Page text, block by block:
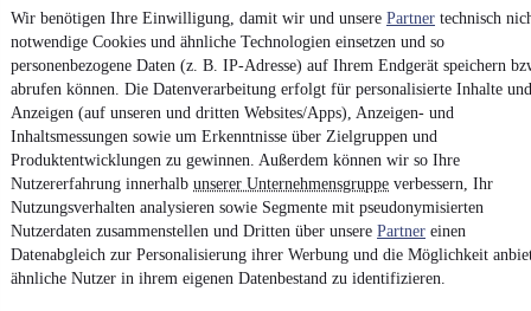
Wir benötigen Ihre Einwilligung, damit wir und unsere Partner technisch
notwendige Cookies und ähnliche Technologien einsetzen und so
personenbezogene Daten (z. B. IP-Adresse) auf Ihrem Endgerät speichern
abrufen können. Die Datenverarbeitung erfolgt für personalisierte Inhalte und
Anzeigen (auf unseren und dritten Websites/Apps), Anzeigen- und
Inhaltsmessungen sowie um Erkenntnisse über Zielgruppen und
Produktentwicklungen zu gewinnen. Außerdem können wir so Ihre
Nutzererfahrung innerhalb unserer Unternehmensgruppe verbessern, Ihr
Nutzungsverhalten analysieren sowie Segmente mit pseudonymisierten
Nutzerdaten zusammenstellen und Dritten über unsere Partner einen
Datenabgleich zur Personalisierung ihrer Werbung und die Möglichkeit
ähnliche Nutzer in ihrem eigenen Datenbestand zu identifizieren.
39.900 €¹
Finanzierung ab 424 € mtl.
Unfallfrei •EZ 05/2026 • 3.000 km• 140 kW (190 PS)• Benzin
7,7 l/100km (komb.)•175 g CO₂/km (komb.)•CO₂-Klasse
F (komb.)
Kontakt